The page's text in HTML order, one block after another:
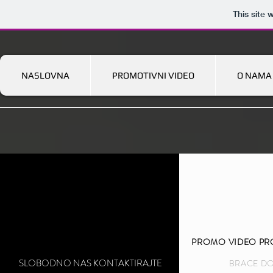
This site
NASLOVNA PROMOTIVNI VIDEO O NAMA
SLOBODNO NAS KONTAKTIRAJTE
PROMO VIDEO
BRACE